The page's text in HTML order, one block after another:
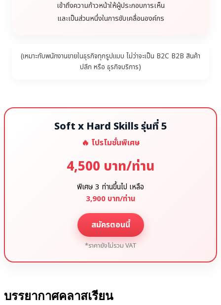
เข้าถึงความก้าวหน้าให้ผู้ประกอบการเห็น
และเป็นส่วนหนึ่งในการขับเคลื่อนองค์กร
(เหมาะกับพนักงานขายในธุรกิจทุกรูปแบบ ไม่ว่าจะเป็น B2C B2B สินค้า
ปลีก หรือ ธุรกิจบริการ)
Soft x Hard Skills รุ่นที่ 5
🔥 โปรโมชั่นพิเศษ
4,500 บาท/ท่าน
พิเศษ 3 ท่านขึ้นไป เหลือ
3,900 บาท/ท่าน
สมัครตอนนี้
*ราคายังไม่รวม VAT
บรรยากาศคลาสเรียน